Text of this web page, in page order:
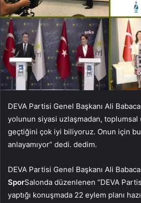
DEVA Partisi Genel Başkanı Ali
yolunun siyasi uzlaşmadan, toplumsal
geçtiğini çok iyi biliyoruz. Onun için
anlayamıyor” dedi. dedim.
DEVA Partisi Genel Başkanı Ali
SporSalonda düzenlenen “DEVA
yaptığı konuşmada 22 eylem planı